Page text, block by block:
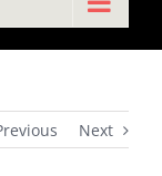
Next